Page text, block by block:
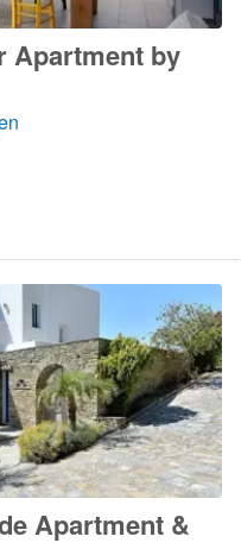
Apartment by
Apartment &